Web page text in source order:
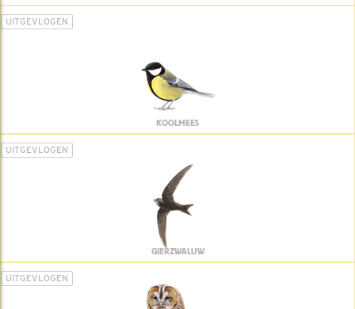
UITGEVLOGEN
KOOLMEES
UITGEVLOGEN
GIERZWALUW
UITGEVLOGEN